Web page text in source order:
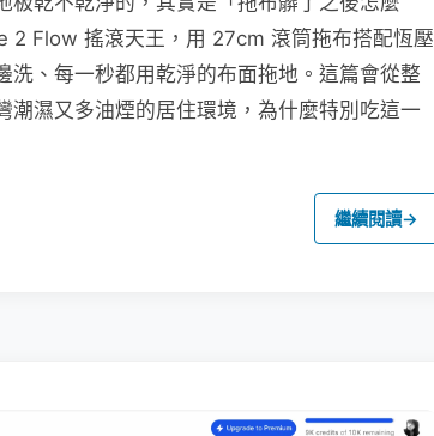
2 Flow 搖滾天王，用 27cm 滾筒拖布搭配恆壓
、每一秒都用乾淨的布面拖地。這篇會從整
濕又多油煙的居住環境，為什麼特別吃這一
繼續閱讀→